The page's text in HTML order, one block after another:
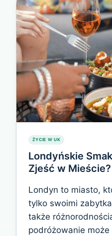
ŻYCIE W UK
Londyńskie
Zjeść w Mieście?
Londyn to miasto,
tylko swoimi
także
podróżowanie